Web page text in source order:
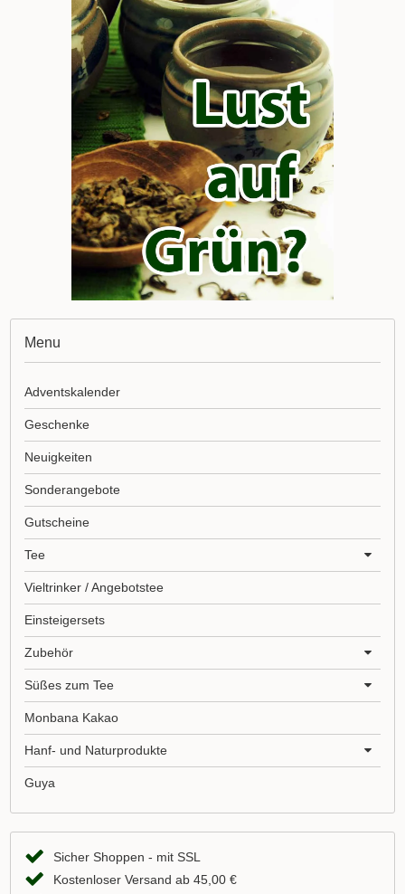
Menu
Adventskalender
Geschenke
Neuigkeiten
Sonderangebote
Gutscheine
Tee
Vieltrinker / Angebotstee
Einsteigersets
Zubehör
Süßes zum Tee
Monbana Kakao
Hanf- und Naturprodukte
Guya
Sicher Shoppen - mit SSL
Kostenloser Versand ab 45,00 €